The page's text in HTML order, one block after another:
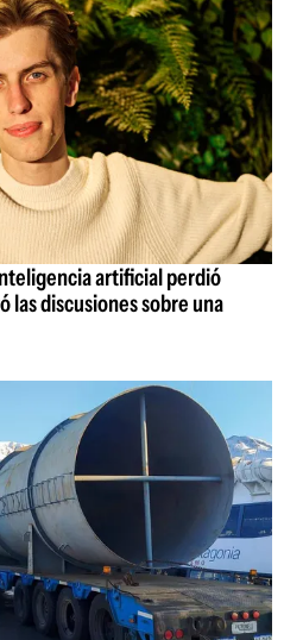
artificial perdió
las discusiones sobre una